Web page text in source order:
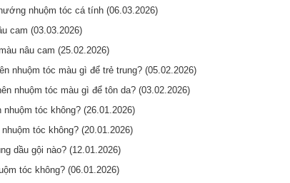
nhuộm tóc cá tính (06.03.2026)
cam (03.03.2026)
nâu cam (25.02.2026)
nhuộm tóc màu gì để trẻ trung? (05.02.2026)
nhuộm tóc màu gì để tôn da? (03.02.2026)
tóc không? (26.01.2026)
tóc không? (20.01.2026)
dầu gội nào? (12.01.2026)
tóc không? (06.01.2026)